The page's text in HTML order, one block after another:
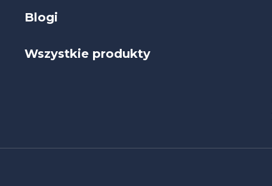
Blogi
Wszystkie produkty